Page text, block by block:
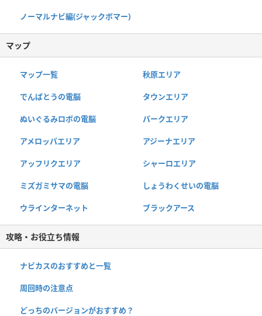
ノーマルナビ編(ジャックボマー)
マップ
マップ一覧 秋原エリア
でんぱとうの電脳 タウンエリア
ぬいぐるみロボの電脳 パークエリア
アメロッパエリア アジーナエリア
アッフリクエリア シャーロエリア
ミズガミサマの電脳 しょうわくせいの電脳
ウラインターネット ブラックアース
攻略・お役立ち情報
ナビカスのおすすめと一覧
周回時の注意点
どっちのバージョンがおすすめ？